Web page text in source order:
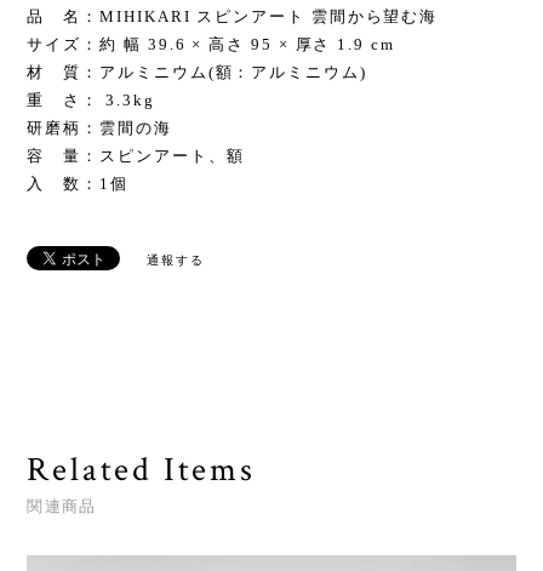
品 名：MIHIKARI スピンアート 雲間から望む海
サイズ：約 幅 39.6 × 高さ 95 × 厚さ 1.9 cm
材 質：アルミニウム(額：アルミニウム)
重 さ： 3.3kg
研磨柄：雲間の海
容 量：スピンアート、額
入 数：1個
通報する
Related Items
関連商品